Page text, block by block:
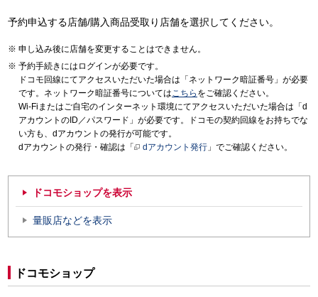
予約申込する店舗/購入商品受取り店舗を選択してください。
申し込み後に店舗を変更することはできません。
予約手続きにはログインが必要です。
ドコモ回線にてアクセスいただいた場合は「ネットワーク暗証番号」が必要
です。ネットワーク暗証番号についてはこちら をご確認ください。
Wi-Fiまたはご自宅のインターネット環境にてアクセスいただいた場合は「d
アカウントのID／パスワード」が必要です。ドコモの契約回線をお持ちでな
い方も、dアカウントの発行が可能です。
dアカウントの発行・確認は「
dアカウント発行 」でご確認ください。
ドコモショップを表示
量販店などを表示
ドコモショップ